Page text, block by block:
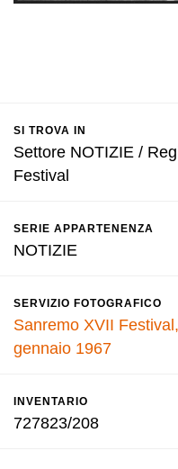
SI TROVA IN
Settore NOTIZIE /
Festival
SERIE APPARTENENZA
NOTIZIE
SERVIZIO FOTOGRAFICO
Sanremo XVII
gennaio 1967
INVENTARIO
727823/208